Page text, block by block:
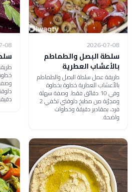
2026-07-08
سلطة البصل والطماطم
بالأعشاب العطرية
طريقة عمل سلطة البصل والطماطم
بالأعشاب العطرية خطوة بخطوة
وفي 10 دقائق فقط. وصفة سهلة
ومجرّبة من مطبخ دلوقتي تكفي 2
فرد، بمقادير دقيقة وخطوات
واضحة.
08